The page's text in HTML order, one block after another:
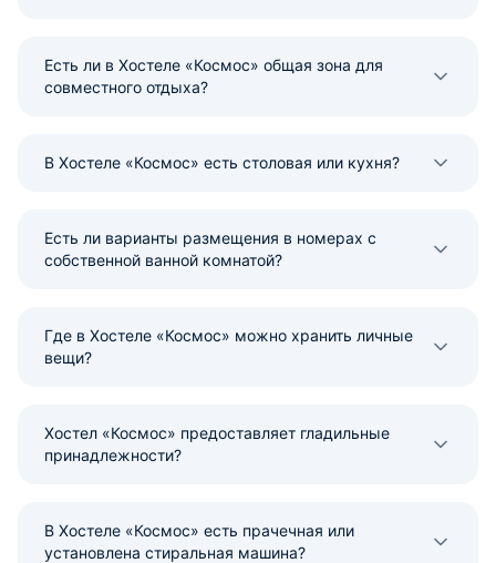
Есть ли в Хостеле «Космос» общая зона для
совместного отдыха?
В Хостеле «Космос» есть столовая или кухня?
Есть ли варианты размещения в номерах с
собственной ванной комнатой?
Где в Хостеле «Космос» можно хранить личные
вещи?
Хостел «Космос» предоставляет гладильные
принадлежности?
В Хостеле «Космос» есть прачечная или
установлена стиральная машина?